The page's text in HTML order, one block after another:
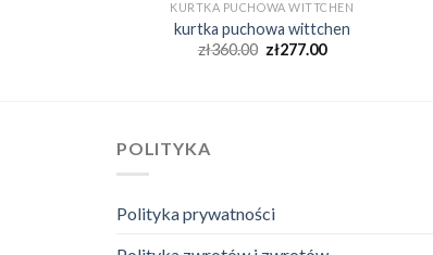
KURTKA PUCHOWA WITTCHEN
kurtka puchowa wittchen
zł360.00 zł277.00
POLITYKA
Polityka prywatności